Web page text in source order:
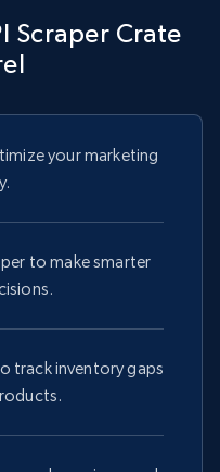
Comece grátis
Scraper Crate
your marketing
to make smarter
track inventory gaps